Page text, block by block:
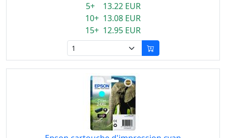
5+ 13.22 EUR
10+ 13.08 EUR
15+ 12.95 EUR